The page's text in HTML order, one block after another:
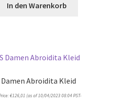
In den Warenkorb
Damen Abroidita Kleid
€126,01 (as of 10/04/2023 08:04 PST-